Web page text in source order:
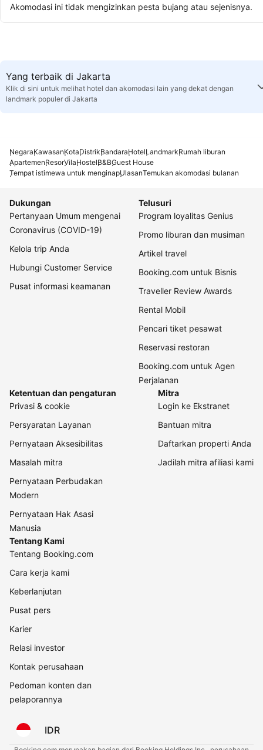
Akomodasi ini tidak mengizinkan pesta bujang atau sejenisnya.
Yang terbaik di Jakarta
Klik di sini untuk melihat hotel dan akomodasi lain yang dekat dengan
landmark populer di Jakarta
NegaraKawasanKotaDistrikBandaraHotelLandmarkRumah liburan
ApartemenResorVilaHostelB&BGuest House
Tempat istimewa untuk menginapUlasanTemukan akomodasi bulanan
Dukungan
Pertanyaan Umum mengenai
Coronavirus (COVID-19)
Kelola trip Anda
Hubungi Customer Service
Pusat informasi keamanan
Telusuri
Program loyalitas Genius
Promo liburan dan musiman
Artikel travel
Booking.com untuk Bisnis
Traveller Review Awards
Rental Mobil
Pencari tiket pesawat
Reservasi restoran
Booking.com untuk Agen
Perjalanan
Ketentuan dan pengaturan
Privasi & cookie
Persyaratan Layanan
Pernyataan Aksesibilitas
Masalah mitra
Pernyataan Perbudakan
Modern
Pernyataan Hak Asasi
Manusia
Mitra
Login ke Ekstranet
Bantuan mitra
Daftarkan properti Anda
Jadilah mitra afiliasi kami
Tentang Kami
Tentang Booking.com
Cara kerja kami
Keberlanjutan
Pusat pers
Karier
Relasi investor
Kontak perusahaan
Pedoman konten dan
pelaporannya
IDR